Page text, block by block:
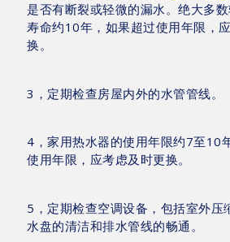
是否有断裂或轻微的漏水。绝大多
寿命约10年，如果超过使用年限，
换。
3，定期检查房屋内外的水管管线。
4，家用热水器的使用年限约7至10
使用年限，应考虑及时更换。
5，定期检查空调设备，包括室外压
水盘的清洁和排水管线的畅通。